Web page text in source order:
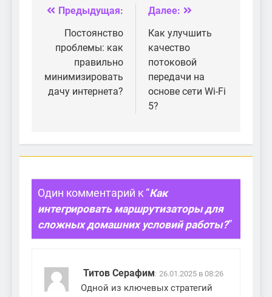
внешними
устройствами?
маршрутизаторов
Навигация
записям
Предыдущая:
Постоянство
проблемы: как
правильно
минимизировать
дачу интернета?
Далее:
Как улучшить
качество
потоковой
передачи на
основе сети Wi-Fi
5?
Один комментарий к “Как
интегрировать маршрутизаторы для
сложных домашних условий работы?”
Титов Серафим: 26.01.2025 в 08:26
Одной из ключевых стратегий